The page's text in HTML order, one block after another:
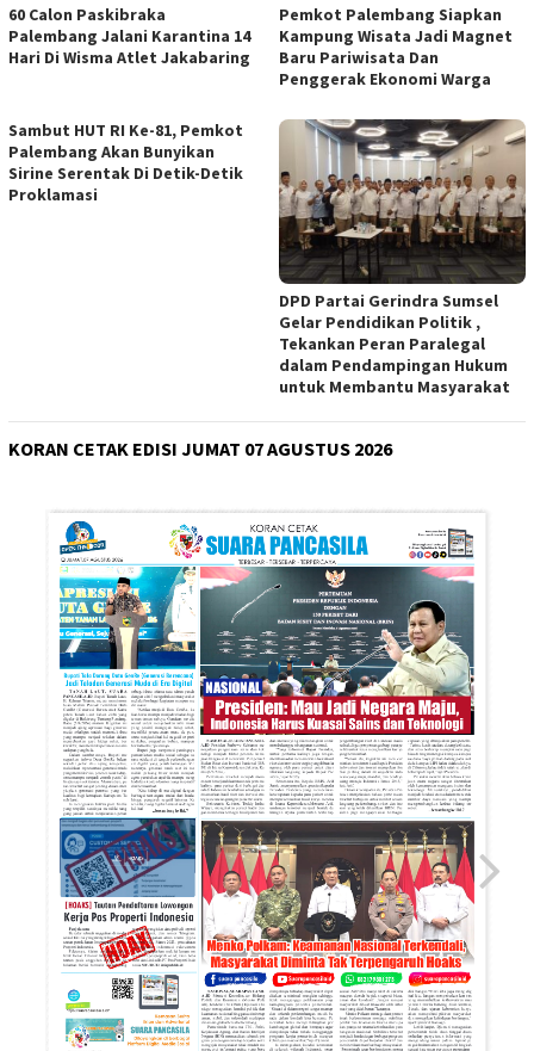
60 Calon Paskibraka
Palembang Jalani Karantina 14
Hari Di Wisma Atlet Jakabaring
Pemkot Palembang Siapkan
Kampung Wisata Jadi Magnet
Baru Pariwisata Dan
Penggerak Ekonomi Warga
Sambut HUT RI Ke-81, Pemkot
Palembang Akan Bunyikan
Sirine Serentak Di Detik-Detik
Proklamasi
DPD Partai Gerindra Sumsel
Gelar Pendidikan Politik ,
Tekankan Peran Paralegal
dalam Pendampingan Hukum
untuk Membantu Masyarakat
KORAN CETAK EDISI JUMAT 07 AGUSTUS 2026